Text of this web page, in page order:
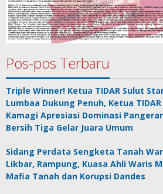
Pos-pos Terbaru
Triple Winner! Ketua TIDAR Sulut
Lumbaa Dukung Penuh, Ketua
Kamagi Apresiasi Dominasi Pangeran
Bersih Tiga Gelar Juara Umum
Sidang Perdata Sengketa Tanah
Likbar, Rampung, Kuasa Ahli Waris
Mafia Tanah dan Korupsi Dandes